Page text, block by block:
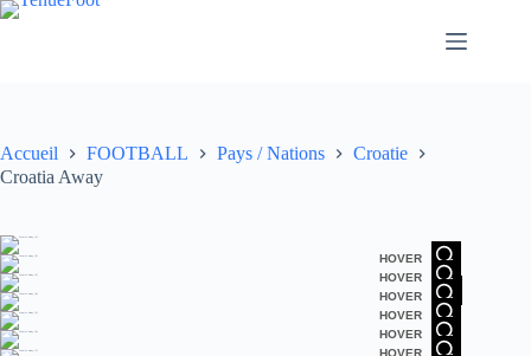
Passer
Accueil FOOTBALL Pays / Nations
Croatie
Croatia Away
HOVER
HOVER
HOVER
HOVER
HOVER
HOVER